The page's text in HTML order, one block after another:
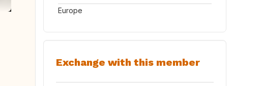
Europe
Exchange with this member